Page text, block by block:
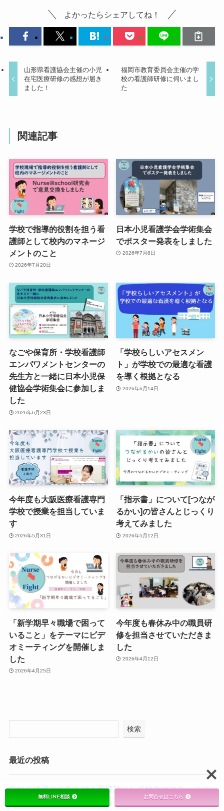
よかったらシェアしてね！
山形県看護協会主催の小児
在宅医療研修の感想が届き
ました！
福岡市教育委員会主催の学
校の看護師研修に伺いまし
た
関連記事
学校で指導的役割を担う看
護師として校内のマネージ
メントのこと
2026年7月20日
日本小児看護学会学術集会
でポスター発表をしました
2026年7月8日
なごや保育所・学校看護師
エンパワメントセンターの
先生方と一緒に日本小児保
健協会学術集会に参加しま
した
2026年6月23日
「学校らしいアセスメン
ト」が学校での最適な看護
を導く根拠となる
2026年6月14日
今年度も大阪医療看護専門
学校で授業を担当していま
す
2026年5月31日
「指示書」について[つなが
るかい]の皆さんとじっくり
考えてみました
2026年5月12日
「新学期早々職場で困って
いること」をテーマにビデ
オミーティングを開催しま
した
2026年4月25日
今年度も春休み中の職員研
修を担当させていただきま
した
2026年4月12日
検索
最近の投稿
学校で指導的役割を担う看護師として校内のマネージメ
ントのこと
無料LINE相談 お問合せはこちら